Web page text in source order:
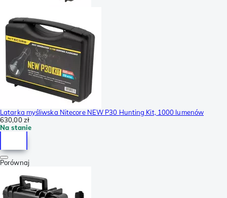
Latarka myśliwska Nitecore NEW P30 Hunting Kit, 1000 lumenów
630,00 zł
Na stanie
Porównaj